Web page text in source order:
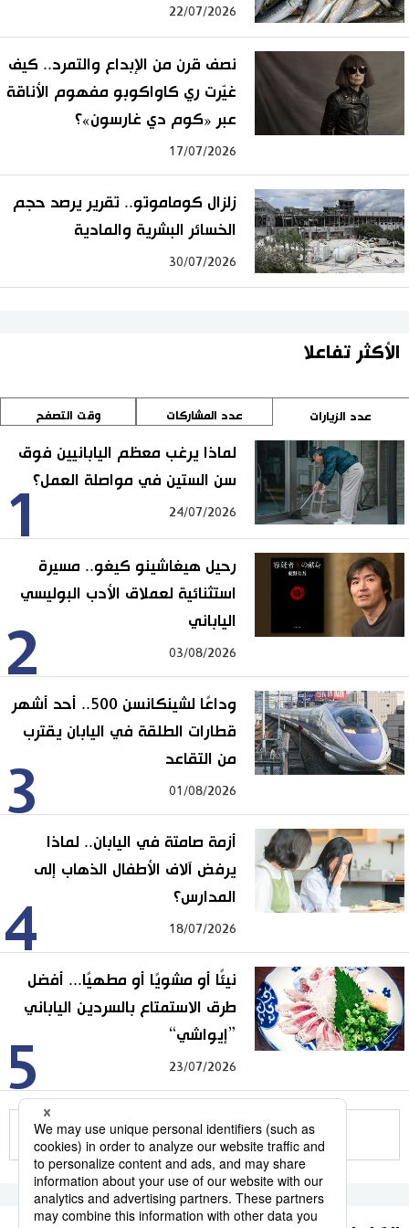
22/07/2026
نصف قرن من الإبداع والتمرد.. كيف
غيّرت ري كاواكوبو مفهوم الأناقة
عبر «كوم دي غارسون»؟
17/07/2026
زلزال كوماموتو.. تقرير يرصد حجم
الخسائر البشرية والمادية
30/07/2026
الأكثر تفاعلا
عدد الزيارات عدد المشاركات وقت التصفح
1
لماذا يرغب معظم اليابانيين فوق
سن الستين في مواصلة العمل؟
24/07/2026
2
رحيل هيغاشينو كيغو.. مسيرة
استثنائية لعملاق الأدب البوليسي
الياباني
03/08/2026
3
وداعًا لشينكانسن 500.. أحد أشهر
قطارات الطلقة في اليابان يقترب
من التقاعد
01/08/2026
4
أزمة صامتة في اليابان.. لماذا
يرفض آلاف الأطفال الذهاب إلى
المدارس؟
18/07/2026
5
نيئًا أو مشويًا أو مطهيًا... أفضل
طرق الاستمتاع بالسردين الياباني
”إيواشي“
23/07/2026
للمزيد